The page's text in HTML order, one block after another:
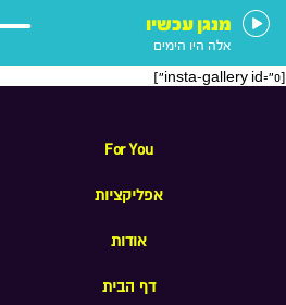
מנגן עכשיו
אלה היו הימים
[insta-gallery id="0"]
For You
אפליקציות
אודות
דף הבית